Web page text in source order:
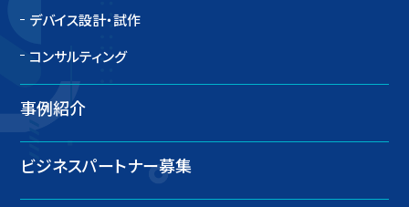
デバイス設計・試作
コンサルティング
事例紹介
ビジネスパートナー募集